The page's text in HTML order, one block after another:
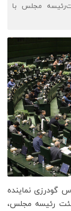
مجلس با
گودرزی نماینده
رئیسه مجلس،